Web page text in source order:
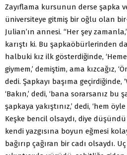
Zayıflama kursunun derse şapka
üniversiteye gitmiş bir oğlu olan
Julian’ın annesi. “Her şey
karıştı ki. Bu şapkaöbürlerinden
halbuki kız ilk gösterdiğinde,
giymem,’ demiştim, ama kızcağız,
dedi. Şapkayı başıma geçirdiğinde,
‘Bakın,’ dedi, ‘bana sorarsanız bu
şapkaya yakıştınız,’ dedi, ‘hem
Keşke bencil olsaydı, diye
kendi yazgısına boyun eğmesi
bağırıp çağıran bir cadı olsaydı.